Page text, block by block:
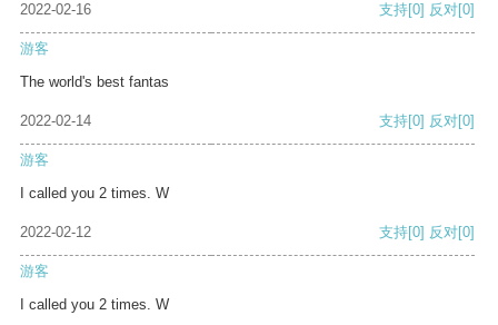
2022-02-16 支持[0] 反对[0]
游客
The world's best fantas
2022-02-14 支持[0] 反对[0]
游客
I called you 2 times. W
2022-02-12 支持[0] 反对[0]
游客
I called you 2 times. W